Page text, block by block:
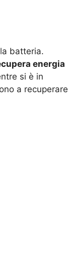
batteria.
energia
si è in
a recuperare